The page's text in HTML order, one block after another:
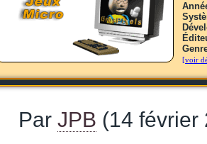
[voir
Par JPB (14 février